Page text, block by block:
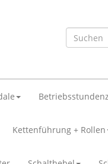
Kettenführung + Rollen